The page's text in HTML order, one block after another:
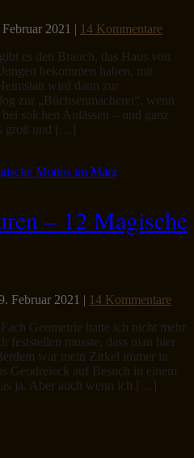
Februar 2021 | 14 Kommentare
es den Brauch, das Haus von
bekommen haben, mit
wird dann zur
zur „Büchsenmacherei“, wenn
solchen Anlässen – und ganz
groß und […]
– 12 Magische
Februar 2021 | 14 Kommentare
Geometrie hatte ich nicht mehr
feststellen musste, dass man hier
war mein Zirkel immer in
Geodreieck auf Besuch in einem
ja. Aber auch wenn ich […]